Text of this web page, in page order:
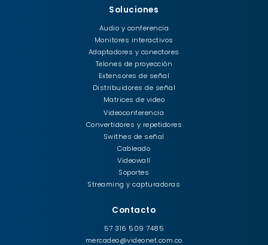
Soluciones
Audio y conferencia
Monitores interactivos
Adaptadores y conectores
Telones de proyección
Extensores de señal
Distribuidores de señal
Matrices de video
Videoconferencia
Convertidores y repetidores
Swithes de señal
Cableado
Videowall
Soportes
Streaming y capturadoras
Contacto
57 316 509 7485
mercadeo@videonet.com.co